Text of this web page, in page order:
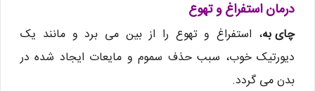
درمان استفراغ و تهوع
چای به، استفراغ و تهوع را از بین می برد و مانند یک
دیورتیک خوب، سبب حذف سموم و مایعات ایجاد شده در
بدن می گردد.